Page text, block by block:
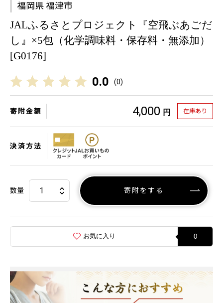
福岡県 福津市
JALふるさとプロジェクト『空飛ぶあごだ
し』×5包（化学調味料・保存料・無添加）
[G0176]
0.0 (0)
寄附金額 4,000 円 在庫あり
決済方法
数量 寄附をする
お気に入り 0